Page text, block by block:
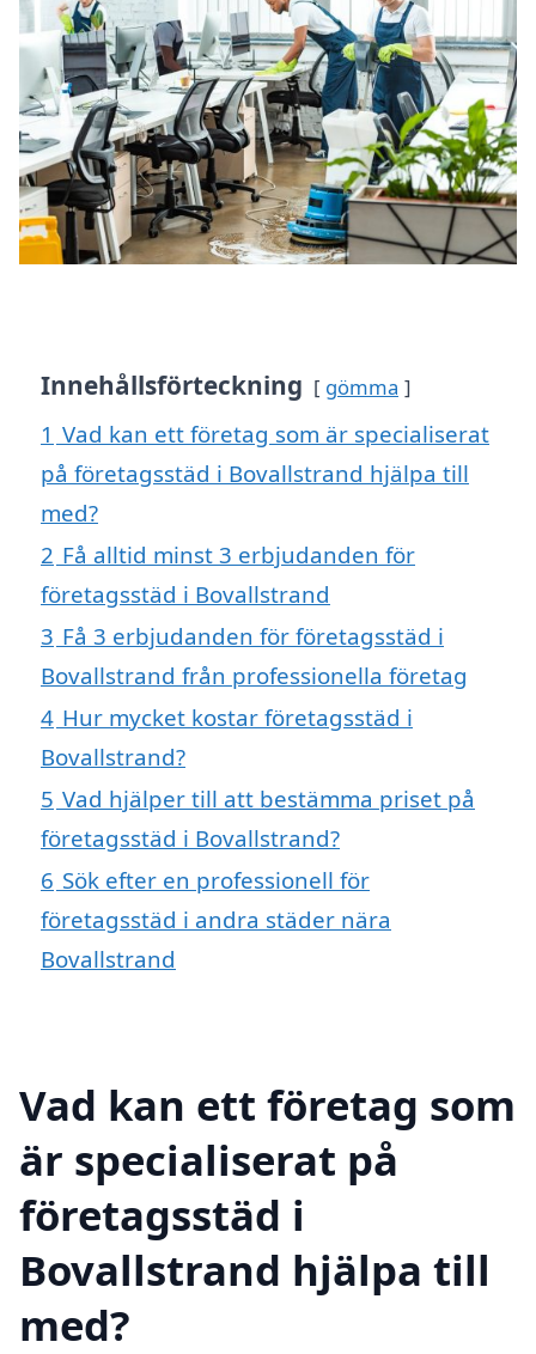
Innehållsförteckning gömma
1 Vad kan ett företag som är specialiserat
på företagsstäd i Bovallstrand hjälpa till
med?
2 Få alltid minst 3 erbjudanden för
företagsstäd i Bovallstrand
3 Få 3 erbjudanden för företagsstäd i
Bovallstrand från professionella företag
4 Hur mycket kostar företagsstäd i
Bovallstrand?
5 Vad hjälper till att bestämma priset på
företagsstäd i Bovallstrand?
6 Sök efter en professionell för
företagsstäd i andra städer nära
Bovallstrand
Vad kan ett företag som
är specialiserat på
företagsstäd i
Bovallstrand hjälpa till
med?